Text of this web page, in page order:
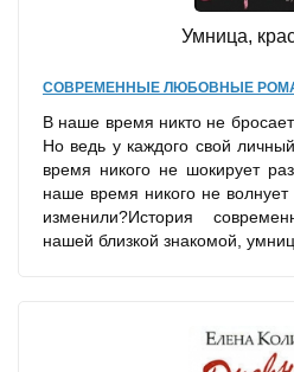
Умница,
СОВРЕМЕННЫЕ ЛЮБОВНЫЕ
В наше время никто не
Но ведь у каждого свой
время никого не шокирует
наше время никого не
изменили?История
нашей близкой знакомой,